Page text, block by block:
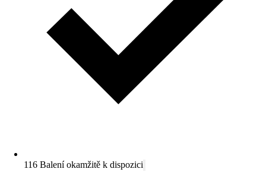
116 Balení okamžitě k dispozici